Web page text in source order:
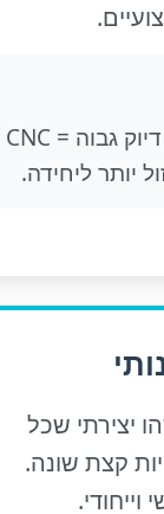
כמות גדולה + דיוק גבוה = CNC
יותר ליחידה.
יצירתי שכל
קצת שונה.